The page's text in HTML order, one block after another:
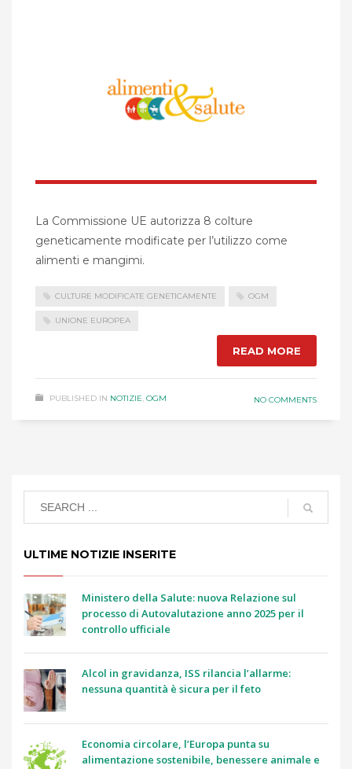
La Commissione UE autorizza 8 colture
geneticamente modificate per l’utilizzo come
alimenti e mangimi.
CULTURE MODIFICATE GENETICAMENTE OGM
UNIONE EUROPEA
READ MORE
PUBLISHED IN NOTIZIE, OGM NO COMMENTS
ULTIME NOTIZIE INSERITE
Ministero della Salute: nuova Relazione sul
processo di Autovalutazione anno 2025 per il
controllo ufficiale
Alcol in gravidanza, ISS rilancia l’allarme:
nessuna quantità è sicura per il feto
Economia circolare, l’Europa punta su
alimentazione sostenibile, benessere animale e